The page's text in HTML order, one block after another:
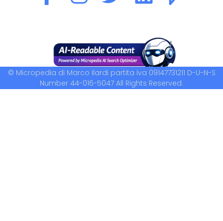
© Micropedia di Marco Ilardi partita iva 09147731211 D-U-N-S
Number 44-016-5047 All Rights Reserved.